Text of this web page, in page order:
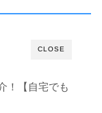
CLOSE
！【自宅でも